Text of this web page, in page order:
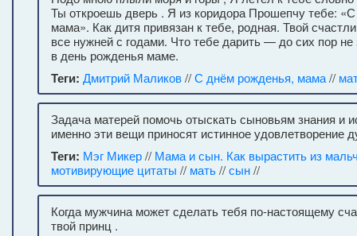
Ты откроешь дверь . Я из коридора Прошепчу тебе:
мама». Как дитя привязан к тебе, родная. Твой
все нужней с годами. Что тебе дарить — до сих пор
в день рожденья маме.
Теги: Дмитрий Маликов//С днём рожденья, мама//
Задача матерей помочь отыскать сыновьям знания и
именно эти вещи приносят истинное удовлетворение
Теги: Мэг Микер// Мама и сын. Как вырастить из
мотивирующие цитаты // мать//сын//
Когда мужчина может сделать тебя по-настоящему
твой принц .